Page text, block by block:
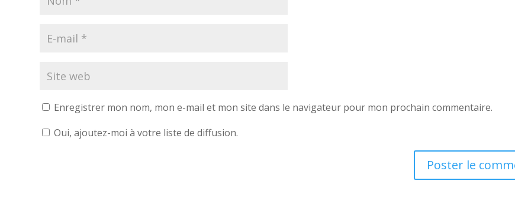
Enregistrer mon nom, mon e-mail et mon site dans le navigateur pour mon prochain commentaire.
Oui, ajoutez-moi à votre liste de diffusion.